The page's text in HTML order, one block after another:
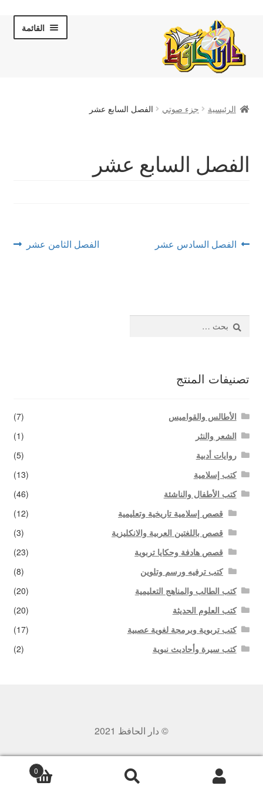
navigation
content
القائمة
المكتبة المرئية
فروعنا
الرئيسية جزء صوتي الفصل السابع عشر
الفصل السابع عشر
تصفّح
Previous
الفصل السادس عشر
Next
الفصل الثامن عشر
عن:
تصنيفات المنتج
الأطالس والقواميس
(7)
الشعر والنثر
(1)
روايات أدبية
(5)
كتب إسلامية
(13)
كتب الأطفال والناشئة
(46)
قصص إسلامية تاريخية وتعليمية
(12)
قصص باللغتين العربية والانكليزية
(3)
قصص هادفة وحكايا تربوية
(23)
كتب ترفيه ورسم وتلوين
(8)
كتب الطالب والمناهج التعليمية
(20)
كتب العلوم الحديثة
(20)
كتب تربوية وبرمجة لغوية عصبية
(17)
كتب سيرة وأحاديث نبوية
(2)
© دار الحافظ 2021
0